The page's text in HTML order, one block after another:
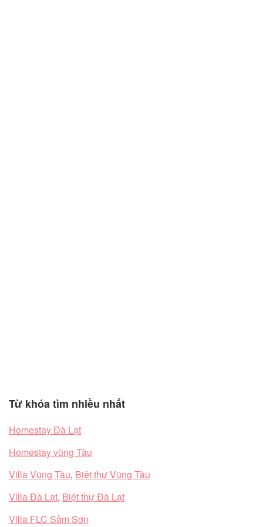
Từ khóa tìm nhiều nhất
Homestay Đà Lạt
Homestay vũng Tàu
Villa Vũng Tàu, Biệt thự Vũng Tàu
Villa Đà Lạt, Biệt thự Đà Lạt
Villa FLC Sầm Sơn